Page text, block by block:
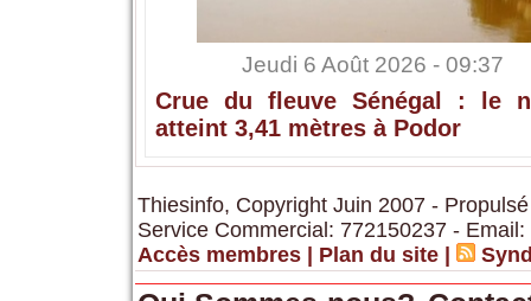
Jeudi 6 Août 2026 - 09:37
Crue du fleuve Sénégal : le
atteint 3,41 mètres à Podor
Thiesinfo, Copyright Juin 2007 -
Service Commercial: 772150237 -
Accès membres
Plan du site